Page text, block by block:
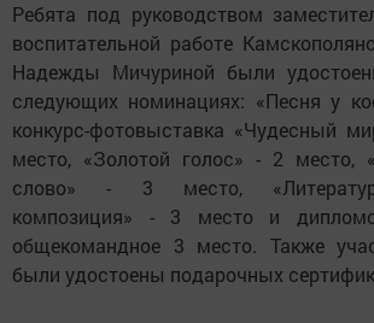
Ребята под руководством
воспитательной работе
Надежды Мичуриной были
следующих номинациях: «Песня у
конкурс-фотовыставка «Чудесный
место, «Золотой голос» - 2 место,
слово» - 3 место,
композиция» - 3 место и
общекомандное 3 место. Также
были удостоены подарочных